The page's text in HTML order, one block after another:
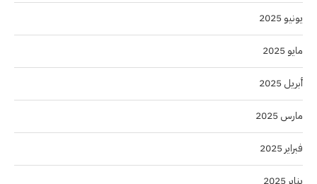
يونيو 2025
مايو 2025
أبريل 2025
مارس 2025
فبراير 2025